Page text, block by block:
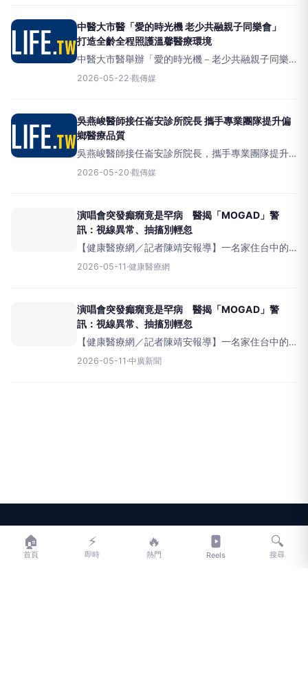
中醫大市醫「愛的時光機 老少共融親子同樂會」
打造全齡全程照護溫馨醫療環境
中醫大市醫舉辦「愛的時光機－老少共融親子同樂
會」，透過小農市集、音樂演奏與衛教互動，打造
2026-05-22·觀傳媒
吳燕峻醫師接任崙安診所院長 攜手專業團隊提升偏
鄉醫療品質
吳燕峻醫師接任崙安診所院長，攜手專業團隊提升
偏鄉醫療品質。（圖／記者洪佳伶攝）（觀傳媒雲
2026-05-20·觀傳媒
演唱會突發癲癇竟是罕病 醫揭「MOGAD」警
訊：視線異常、抽搐別輕忽
【健康醫療網／記者陳靖安報導】一名家住台中的
蔡同學，日前與母親北上觀賞演唱會，返程途中突
啟了他長達兩年的求醫之路
2026-05-11 ·健康醫療網
演唱會突發癲癇竟是罕病 醫揭「MOGAD」警
訊：視線異常、抽搐別輕忽
【健康醫療網／記者陳靖安報導】一名家住台中的
蔡同學，日前與母親北上觀賞演唱會，返程途中突
2026-05-11 ·中廣新聞
LIFE
LIFE 生活網是台灣領先的生活資訊平台，提供即時新聞、生活、健康、
🏠
首頁
⚡
即時
🔥
熱門 Reels
🔍
搜尋